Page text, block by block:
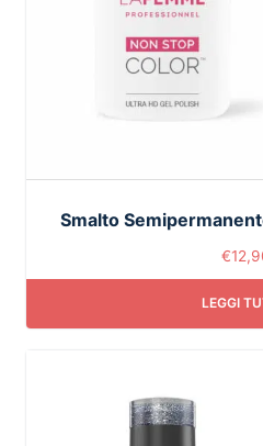
Smalto
€
LEGGI